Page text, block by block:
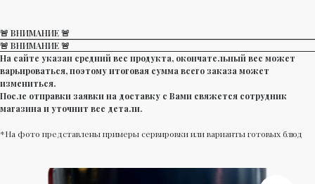
🚨 ВНИМАНИЕ 🚨
🚨 ВНИМАНИЕ 🚨
На сайте указан средний вес продукта, окончательный вес может
варьироваться, поэтому итоговая сумма всего заказа может
измениться.
После отправки заявки на доставку с Вами свяжется сотрудник
магазина и уточнит все детали.
*На фото представлены примеры сервировки или варианты готовых блюд